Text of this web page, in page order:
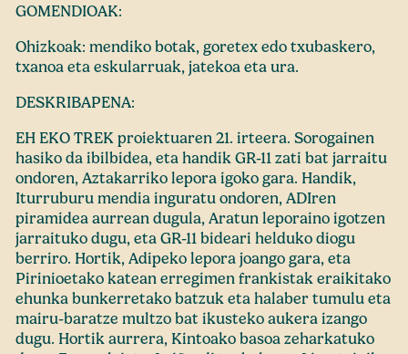
GOMENDIOAK:
Ohizkoak: mendiko botak, goretex edo txubaskero,
txanoa eta eskularruak, jatekoa eta ura.
DESKRIBAPENA:
EH EKO TREK proiektuaren 21. irteera. Sorogainen
hasiko da ibilbidea, eta handik GR-11 zati bat jarraitu
ondoren, Aztakarriko lepora igoko gara. Handik,
Iturruburu mendia inguratu ondoren, ADIren
piramidea aurrean dugula, Aratun leporaino igotzen
jarraituko dugu, eta GR-11 bideari helduko diogu
berriro. Hortik, Adipeko lepora joango gara, eta
Pirinioetako katean erregimen frankistak eraikitako
ehunka bunkerretako batzuk eta halaber tumulu eta
mairu-baratze multzo bat ikusteko aukera izango
dugu. Hortik aurrera, Kintoako basoa zeharkatuko